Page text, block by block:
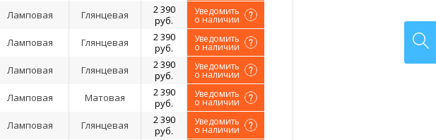
Ламповая Глянцевая
2 390
руб.
Уведомить
о наличии
Ламповая Глянцевая
2 390
руб.
Уведомить
о наличии
Ламповая Глянцевая
2 390
руб.
Уведомить
о наличии
Ламповая Матовая
2 390
руб.
Уведомить
о наличии
Ламповая Глянцевая
2 390
руб.
Уведомить
о наличии